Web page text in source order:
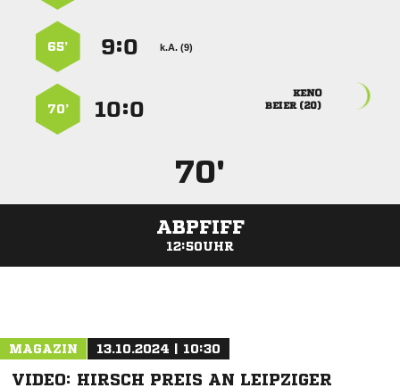
k.A. (9)
:
65’

 
:
70’
70'
ABPFIFF
12:50UHR
MAGAZIN 13.10.2024 | 10:30
VIDEO: HIRSCH PREIS AN LEIPZIGER